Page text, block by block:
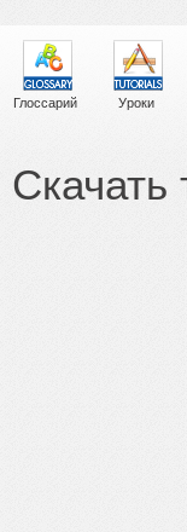
Глоссарий Уроки